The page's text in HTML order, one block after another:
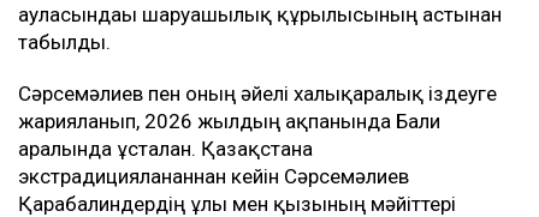
ауласындағы шаруашылық құрылысының астынан
табылды.
Сәрсемәлиев пен оның әйелі халықаралық іздеуге
жарияланып, 2026 жылдың ақпанында Бали
аралында ұсталған. Қазақстанға
экстрадицияланғаннан кейін Сәрсемәлиев
Қарабалиндердің ұлы мен қызының мәйіттері